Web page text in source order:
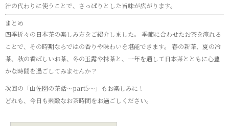
汁の代わりに使うことで、さっぱりとした旨味が広がります。
まとめ
四季折々の日本茶の楽しみ方をご紹介しました。 季節に合わせたお茶を淹れる
ことで、その時期ならではの香りや味わいを堪能できます。 春の新茶、夏の冷
茶、秋の香ばしいお茶、冬の玉露や抹茶と、一年を通して日本茶とともに心豊
かな時間を過ごしてみませんか？
次回の「山佐園の茶話～part5～」もお楽しみに！
どれも、今日も素敵なお茶時間をお過ごしください。